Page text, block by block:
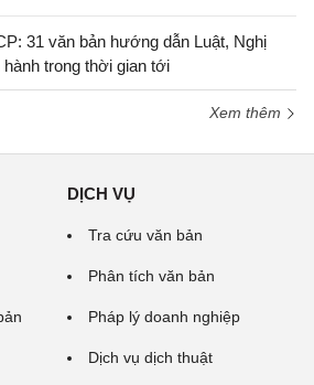
31 văn bản hướng dẫn Luật, Nghị
trong thời gian tới
Xem thêm
DỊCH VỤ
Tra cứu văn bản
Phân tích văn bản
Pháp lý doanh nghiệp
Dịch vụ dịch thuật